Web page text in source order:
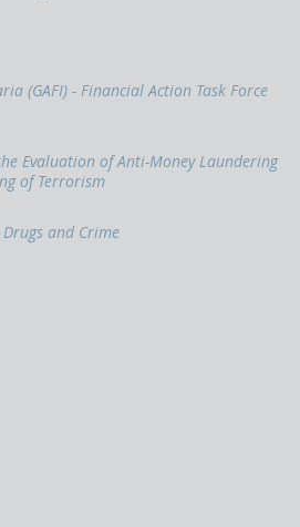
(GAFI) - Financial Action Task Force
Evaluation of Anti-Money Laundering
of Terrorism
and Crime